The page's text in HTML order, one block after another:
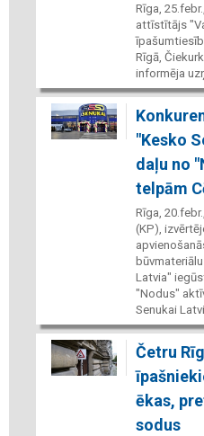
Rīga,
attīstītājs
Rīgā,
informēja
"Kesko
daļu no
telpām
Rīga,
(KP),
Latvia"
"Nodus"
Senukai
Četru
ēkas,
sodus